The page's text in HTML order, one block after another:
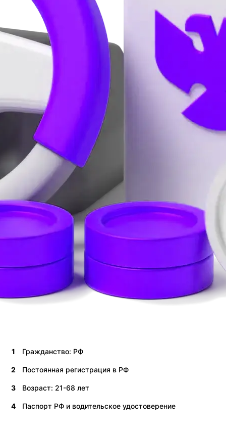
1 Гражданство: РФ
2 Постоянная регистрация в РФ
3 Возраст: 21-68 лет
4 Паспорт РФ и водительское удостоверение